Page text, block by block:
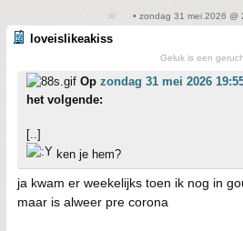
• zondag 31 mei 2026 @
loveislikeakiss
Geluk is een
Op zondag 31 mei 2026
het volgende:
[..]
ken je hem?
ja kwam er weekelijks toen ik nog in
maar is alweer pre corona